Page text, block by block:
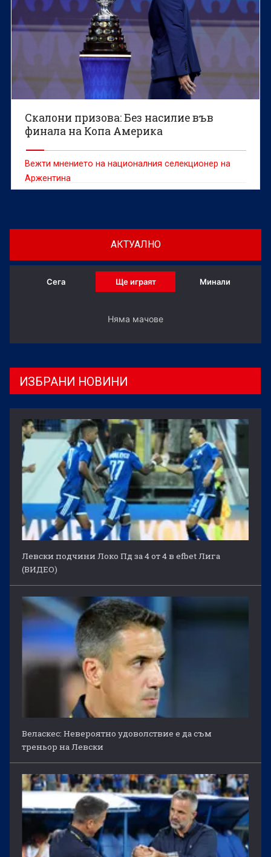
Скалони призова: Без насилие във
финала на Копа Америка
Вежти мнението на националния селекционер на
Аржентина
АКТУАЛНО
Сега Ще играят Минали
Няма мачове
ИЗБРАНИ НОВИНИ
Левски подчини Локо Пд за 4 от 4 в efbet Лига
(ВИДЕО)
Веласкес: Невероятно удоволствие е да съм
треньор на Левски